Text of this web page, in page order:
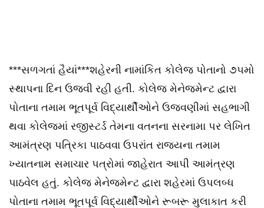
***સળગતાં હૈયાં***શહેરની નામાંકિત કોલેજ પોતાનો ૭૫મો
સ્થાપના દિન ઉજવી રહી હતી. કોલેજ મેનેજમેન્ટ દ્વારા
પોતાના તમામ ભૂતપૂર્વ વિદ્યાર્થીઓને ઉજવણીમાં સહભાગી
થવા કોલેજમાં રજીસ્ટર્ડ તેમના વતનના સરનામા પર લેખિત
આમંત્રણ પત્રિકા પાઠવવા ઉપરાંત રાજયના તમામ
ખ્યાતનામ સમાચાર પત્રોમાં જાહેરાત આપી આમંત્રણ
પાઠવેલ હતું. કોલેજ મેનેજમેન્ટ દ્વારા શહેરમાં ઉપલબ્ધ
પોતાના તમામ ભૂતપૂર્વ વિદ્યાર્થીઓને રૂબરૂ મુલાકાત કરી